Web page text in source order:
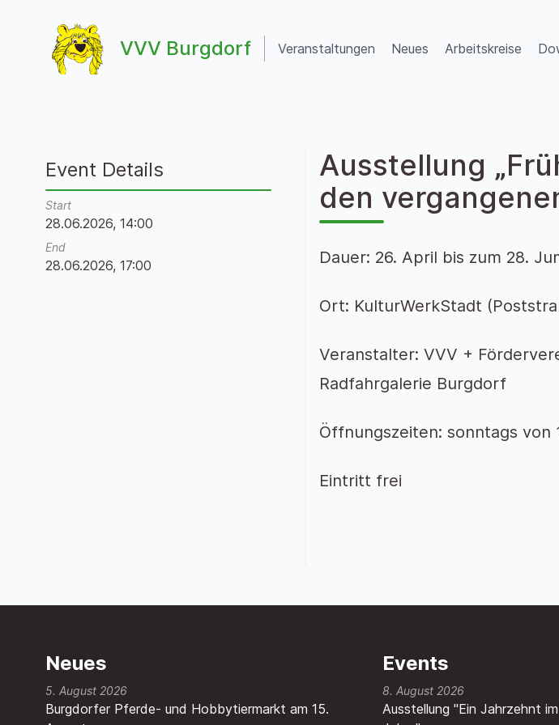
VVV Burgdorf
VVV Burgdorf
Veranstaltungen Neues Arbeitskreise
Ausstellung
den
Dauer: 26. April bis zum 28.
Ort: KulturWerkStadt
Veranstalter: VVV +
Radfahrgalerie Burgdorf
Öffnungszeiten: sonntags von
Eintritt frei
Event Details
Start
28.06.2026, 14:00
End
28.06.2026, 17:00
Neues
Burgdorfer Pferde- und Hobbytiermarkt am 15.
5. August 2026
Events
8. August 2026
Ausstellung "Ein Jahrzehnt